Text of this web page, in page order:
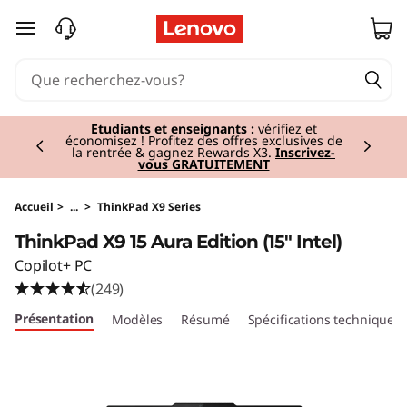
T
k
P
a
d
X
passer au contenu principal
Tablettes haut de gamme IPersonnelles,
puissantes, portables.Acheter maintenant
Currently displaying item 3 of 3
Accueil > ... > ThinkPad X9 Series
ThinkPad X9 15 Aura Edition (15" Intel)
Copilot+ PC
(249)
Présentation Modèles Résumé Spécifications techniques